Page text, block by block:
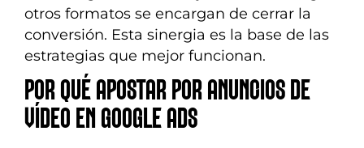
otros formatos se encargan de cerrar la
conversión. Esta sinergia es la base de las
estrategias que mejor funcionan.
POR QUÉ APOSTAR POR ANUNCIOS DE
VÍDEO EN GOOGLE ADS